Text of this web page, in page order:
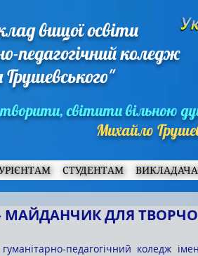
вищої освіти
педагогічний коледж
світити вільною
Михайло
СТУДЕНТАМ
МАЙДАНЧИК ДЛЯ